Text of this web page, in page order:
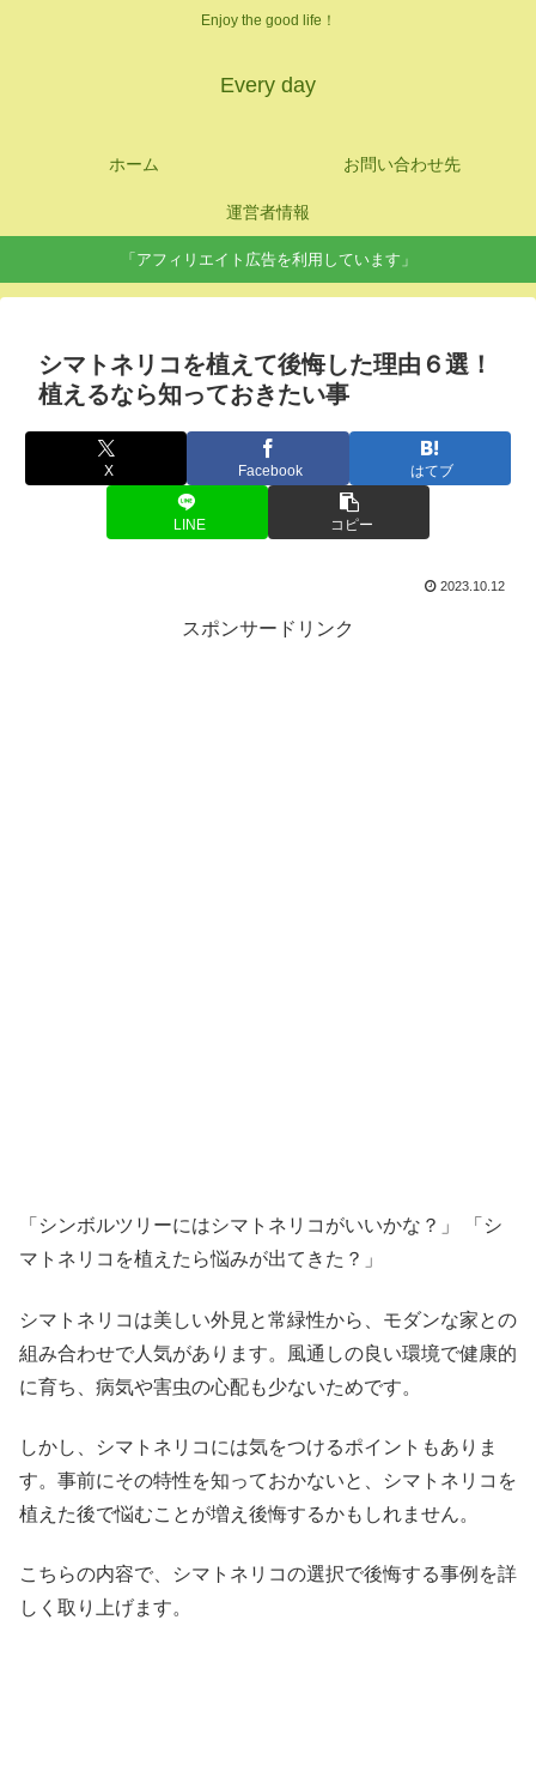
Enjoy the good life！
Every day
ホーム お問い合わせ先
運営者情報
「アフィリエイト広告を利用しています」
シマトネリコを植えて後悔した理由６選！
植えるなら知っておきたい事
X Facebook はてブ
LINE コピー
2023.10.12
スポンサードリンク
「シンボルツリーにはシマトネリコがいいかな？」 「シ
マトネリコを植えたら悩みが出てきた？」
シマトネリコは美しい外見と常緑性から、モダンな家との
組み合わせで人気があります。風通しの良い環境で健康的
に育ち、病気や害虫の心配も少ないためです。
しかし、シマトネリコには気をつけるポイントもありま
す。事前にその特性を知っておかないと、シマトネリコを
植えた後で悩むことが増え後悔するかもしれません。
こちらの内容で、シマトネリコの選択で後悔する事例を詳
しく取り上げます。